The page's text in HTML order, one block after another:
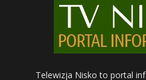
Telewizja Nisko to portal